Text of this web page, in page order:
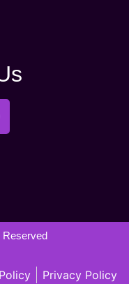
Reserved
Privacy Policy